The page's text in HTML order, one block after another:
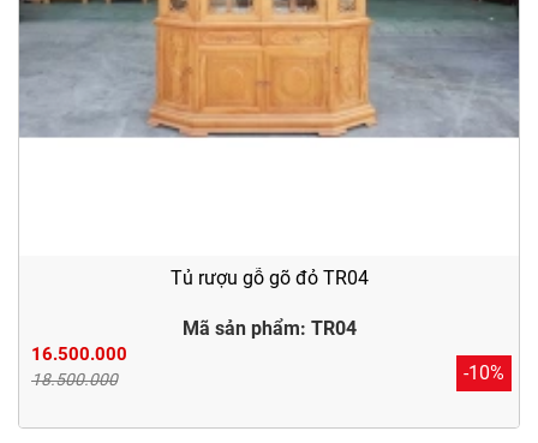
Tủ rượu gỗ gõ đỏ TR04
Mã sản phẩm: TR04
16.500.000
18.500.000 -10%